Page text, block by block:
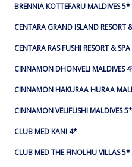
BRENNIA KOTTEFARU MALDIVES 5*
CENTARA GRAND ISLAND RESORT
CENTARA RAS FUSHI RESORT &
CINNAMON DHONVELI MALDIVES
CINNAMON HAKURAA HURAA
CINNAMON VELIFUSHI MALDIVES 5*
CLUB MED KANI 4*
CLUB MED THE FINOLHU VILLAS 5*